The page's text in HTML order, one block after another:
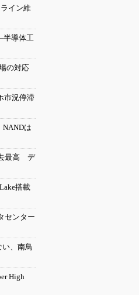
イン維
半導体工
の対応
市況停滞
は
最高 デ
搭載
センター
、南鳥
High